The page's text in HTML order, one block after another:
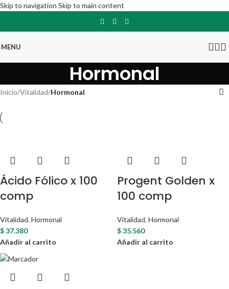
Skip to navigation Skip to main content
MENU
Hormonal
Inicio/Vitalidad/Hormonal
Ácido Fólico x 100
comp
Vitalidad, Hormonal
$37.380
Añadir al carrito
Progent Golden x
100 comp
Vitalidad, Hormonal
$35.560
Añadir al carrito